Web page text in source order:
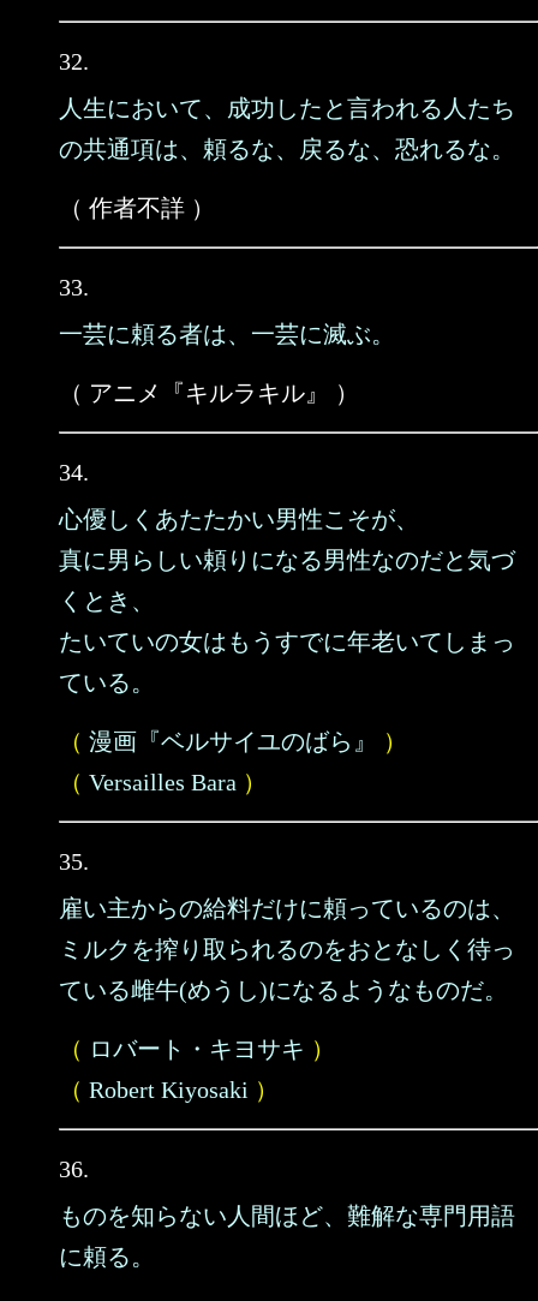
32.
人生において、成功したと言われる人たち
の共通項は、頼るな、戻るな、恐れるな。
（ 作者不詳 ）
33.
一芸に頼る者は、一芸に滅ぶ。
（ アニメ『キルラキル』 ）
34.
心優しくあたたかい男性こそが、
真に男らしい頼りになる男性なのだと気づ
くとき、
たいていの女はもうすでに年老いてしまっ
ている。
（ 漫画『ベルサイユのばら』
）
（ Versailles Bara ）
35.
雇い主からの給料だけに頼っているのは、
ミルクを搾り取られるのをおとなしく待っ
ている雌牛(めうし)になるようなものだ。
（ ロバート・キヨサキ ）
（ Robert Kiyosaki ）
36.
ものを知らない人間ほど、難解な専門用語
に頼る。